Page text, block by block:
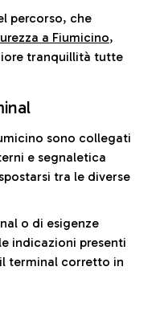
percorso, che
a Fiumicino,
tranquillità tutte
sono collegati
e segnaletica
tra le diverse
o di esigenze
indicazioni presenti
terminal corretto in